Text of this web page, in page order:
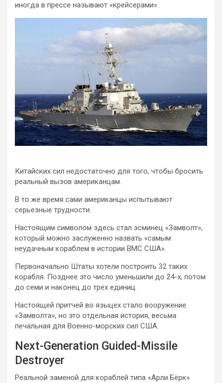
иногда в прессе называют «крейсерами».
Китайских сил недостаточно для того, чтобы бросить
реальный вызов американцам.
В то же время сами американцы испытывают
серьезные трудности.
Настоящим символом здесь стал эсминец «Замволт»,
который можно заслуженно назвать «самым
неудачным кораблем в истории ВМС США».
Первоначально Штаты хотели построить 32 таких
корабля. Позднее это число уменьшили до 24-х, потом
до семи и наконец до трех единиц.
Настоящей притчей во языцех стало вооружение
«Замволта», но это отдельная история, весьма
печальная для Военно-морских сил США.
Next-Generation Guided-Missile
Destroyer
Реальной заменой для кораблей типа «Арли Бёрк»